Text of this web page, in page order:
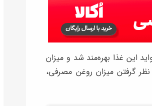
این غذا بهره‌مند شد و میزان
گرفتن میزان روغن مصرفی،